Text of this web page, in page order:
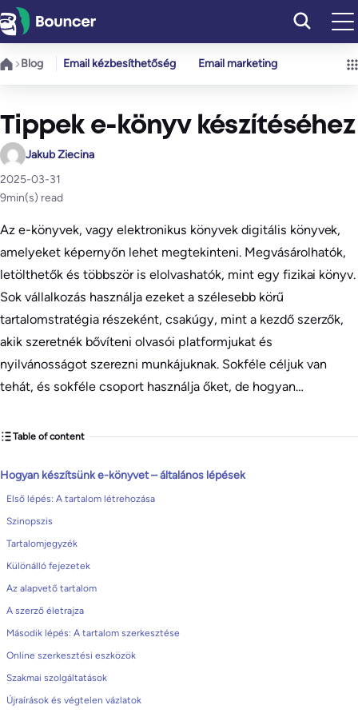
Ugrás
a
tartalomhoz
Blog Email kézbesíthetőség Email marketing
Tippek e-könyv készítéséhez
Jakub Ziecina
2025-03-31
9min(s) read
Az e-könyvek, vagy elektronikus könyvek digitális könyvek,
amelyeket képernyőn lehet megtekinteni. Megvásárolhatók,
letölthetők és többször is elolvashatók, mint egy fizikai könyv.
Sok vállalkozás használja ezeket a szélesebb körű
tartalomstratégia részeként, csakúgy, mint a kezdő szerzők,
akik szeretnék bővíteni olvasói platformjukat és
nyilvánosságot szerezni munkájuknak. Sokféle céljuk van
tehát, és sokféle csoport használja őket, de hogyan…
Table of content
Hogyan készítsünk e-könyvet – általános lépések
Első lépés: A tartalom létrehozása
Szinopszis
Tartalomjegyzék
Különálló fejezetek
Az alapvető tartalom
A szerző életrajza
Második lépés: A tartalom szerkesztése
Online szerkesztési eszközök
Szakmai szolgáltatások
Újraírások és végtelen vázlatok